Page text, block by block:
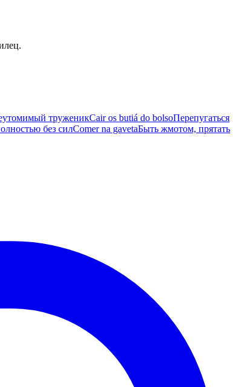
труженикCair os butiá do bolsoПерепугаться
без силComer na gavetaБыть жмотом, прятать